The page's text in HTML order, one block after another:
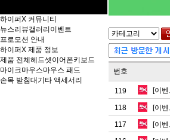
하이퍼X 커뮤니티
뉴스리뷰갤러리 이벤트
프로모션 안내
하이퍼X 제품 정보
제품 전체 헤드셋이어폰키보드
마이크마우스마우스 패드
손목 받침대 기타 액세서리
번호
119 [이
118
[이
117
[이